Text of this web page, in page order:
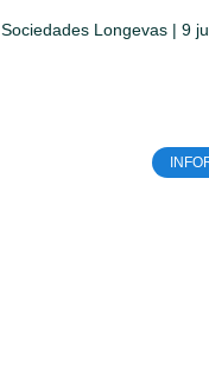
Longevas | 9